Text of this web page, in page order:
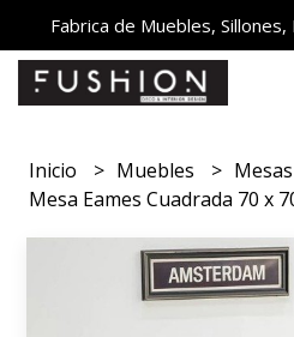
Fabrica de Muebles,
Inicio Muebles
Mesa Eames Cuadrada 70 x